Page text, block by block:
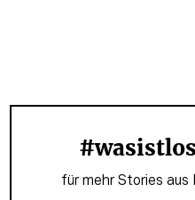
für mehr Stories aus